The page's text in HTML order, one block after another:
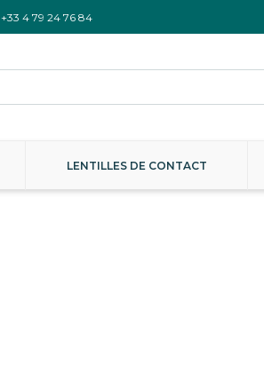
+33 4 79 24 76 84
LENTILLES DE CONTACT